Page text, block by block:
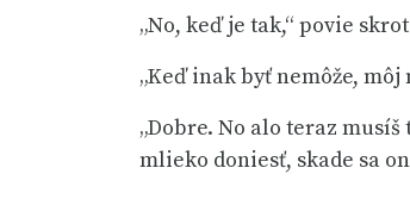
„No, keď je tak,“ povie
„Keď inak byť nemôže,
„Dobre. No alo teraz
mlieko doniesť, skade sa